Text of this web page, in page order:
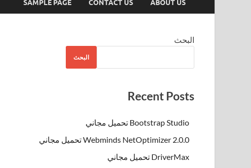
ABOUT US
CONTACT US
SAMPLE PAGE
البحث
البحث
Recent Posts
Bootstrap Studio تحميل مجاني
Webminds NetOptimizer 2.0.0 تحميل مجاني
DriverMax تحميل مجاني